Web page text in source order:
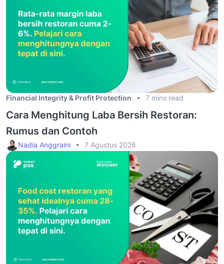
Financial Integrity & Profit Protection 7 mins read
Cara Menghitung Laba Bersih Restoran:
Rumus dan Contoh
Nadia Anggraini 7 Agustus 2026